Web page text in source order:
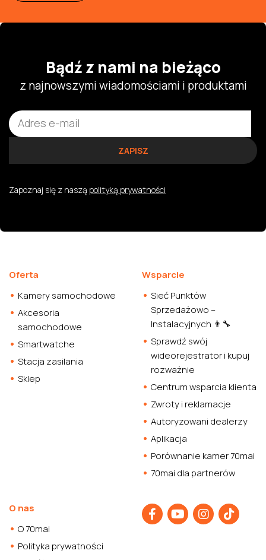
Bądź z nami na bieżąco
z najnowszymi wiadomościami i produktami
Zapoznaj się z naszą polityką prywatności
Oferta
Kamery samochodowe
Akcesoria
samochodowe
Smartwatche
Stacja zasilania
Sklep
Wsparcie
Sieć Punktów
Sprzedażowo –
Instalacyjnych 👨‍🔧
Sprawdź swój
wideorejestrator i kupuj
rozważnie
Centrum wsparcia klienta
Zwroty i reklamacje
Autoryzowani dealerzy
Aplikacja
Porównanie kamer 70mai
70mai dla partnerów
O nas
O 70mai
Polityka prywatności